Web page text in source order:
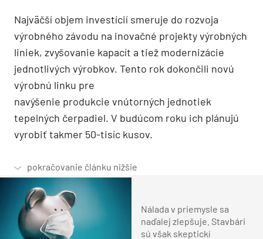
Najväčší objem investícií smeruje do rozvoja
výrobného závodu na inovačné projekty výrobných
liniek, zvyšovanie kapacít a tiež modernizácie
jednotlivých výrobkov. Tento rok dokončili novú
výrobnú linku pre
navýšenie produkcie vnútorných jednotiek
tepelných čerpadiel. V budúcom roku ich plánujú
vyrobiť takmer 50-tisíc kusov.
Nálada v priemysle sa
naďalej zlepšuje. Stavbári
sú však skeptickí